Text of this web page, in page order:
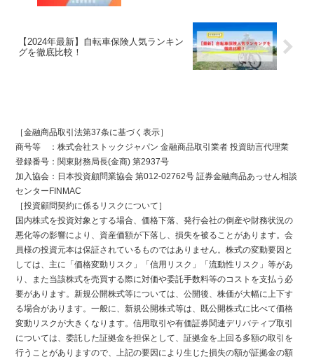
【2024年最新】自転車保険人気ランキン
グを徹底比較！
［金融商品取引法第37条に基づく表示］
商号等 ：株式会社ストックジャパン 金融商品取引業者 投資助言代理業
登録番号：関東財務局長(金商) 第2937号
加入協会：日本投資顧問業協会 第012-02762号 証券金融商品あっせん相談
センターFINMAC
［投資顧問契約に係るリスクについて］
国内株式を投資対象とする場合、価格下落、発行会社の倒産や財務状況の
悪化等の影響により、資産価額が下落し、損失を被ることがあります。会
員様の投資元本は保証されているものではありません。株式の変動要因と
しては、主に「価格変動リスク」「信用リスク」「流動性リスク」等があ
り、また当該株式を売買する際に対価や委託手数料等のコストを支払う必
要があります。新規公開株式等については、公開後、株価が大幅に上下す
る場合があります。一般に、新規公開株式等は、既公開株式に比べて価格
変動リスクが大きくなります。信用取引や有価証券関連デリバティブ取引
については、委託した証拠金を担保として、証拠金を上回る多額の取引を
行うことがありますので、上記の要因により生じた損失の額が証拠金の額